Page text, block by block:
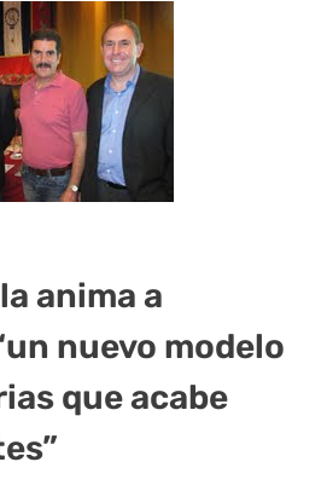
anima a
nuevo modelo
que acabe